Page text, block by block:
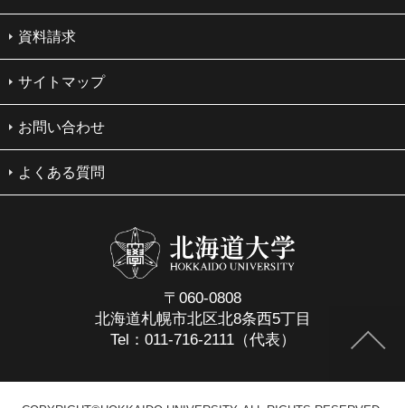
資料請求
サイトマップ
お問い合わせ
よくある質問
〒060-0808
北海道札幌市北区北8条西5丁目
Tel：011-716-2111（代表）